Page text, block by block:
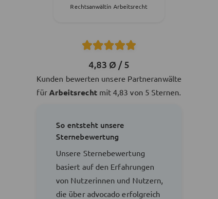
Rechtsanwältin Arbeitsrecht
4,83 Ø / 5
Kunden bewerten unsere Partneranwälte
für Arbeitsrechtmit 4,83 von 5 Sternen.
So entsteht unsere
Sternebewertung
Unsere Sternebewertung
basiert auf den Erfahrungen
von Nutzerinnen und Nutzern,
die über advocado erfolgreich